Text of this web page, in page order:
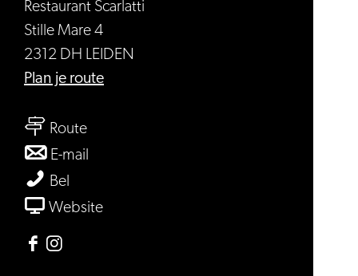
Restaurant Scarlatti
Stille Mare 4
2312 DH LEIDEN
Plan je routenaar
Routenaar
Restaurant
E-mail
Scarlatti
Bel
Scarlatti
Websitevan
Facebook
Instagram